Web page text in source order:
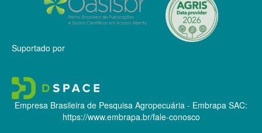
Suportado por
Empresa Brasileira de Pesquisa Agropecuária - Embrapa SAC:
https://www.embrapa.br/fale-conosco